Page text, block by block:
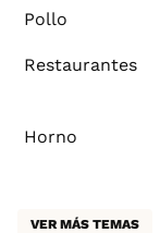
Pollo
Restaurantes
Horno
VER MÁS TEMAS